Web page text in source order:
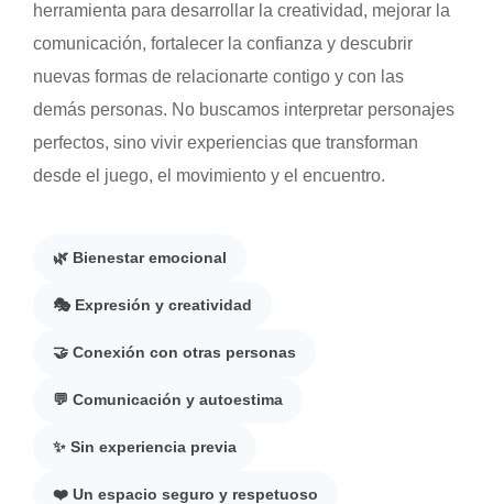
herramienta para desarrollar la creatividad, mejorar la
comunicación, fortalecer la confianza y descubrir
nuevas formas de relacionarte contigo y con las
demás personas. No buscamos interpretar personajes
perfectos, sino vivir experiencias que transforman
desde el juego, el movimiento y el encuentro.
🌿 Bienestar emocional
🎭 Expresión y creatividad
🤝 Conexión con otras personas
💬 Comunicación y autoestima
✨ Sin experiencia previa
❤️ Un espacio seguro y respetuoso